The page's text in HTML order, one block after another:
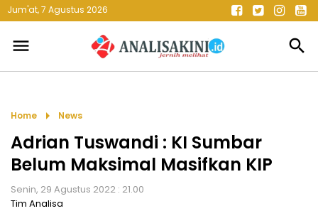
Jum'at, 7 Agustus 2026
menu search
Home arrow_right News
Adrian Tuswandi : KI Sumbar
Belum Maksimal Masifkan KIP
Senin, 29 Agustus 2022 : 21.00
Tim Analisa